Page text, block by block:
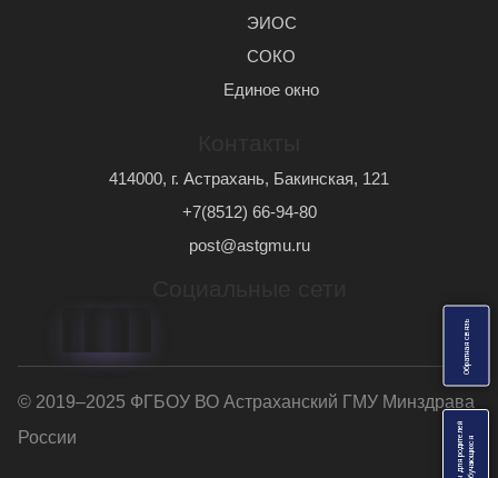
О
б
р
а
т
н
а
я
с
в
я
з
ь
Анкеты для родителейя
ЭИОС
СОКО
Единое окно
414000, г. Астрахань, Бакинская, 121
+7(8512) 66-94-80
post@astgmu.ru
© 2019–2025 ФГБОУ ВО Астраханский ГМУ Минздрава
России